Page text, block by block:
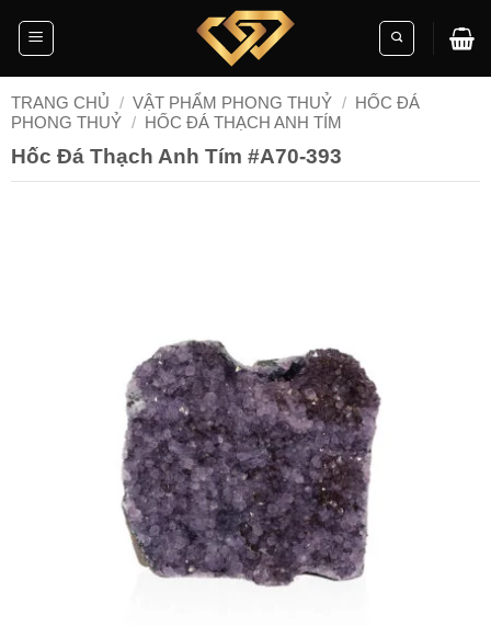
TRANG CHỦ / VẬT PHẨM PHONG THUỶ / HỐC ĐÁ
PHONG THUỶ / HỐC ĐÁ THẠCH ANH TÍM
Hốc Đá Thạch Anh Tím #A70-393